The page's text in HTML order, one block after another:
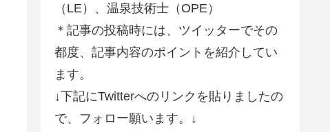
（LE）、温泉技術士（OPE）
＊記事の投稿時には、ツイッターでその
都度、記事内容のポイントを紹介してい
ます。
↓下記にTwitterへのリンクを貼りましたの
で、フォロー願います。↓